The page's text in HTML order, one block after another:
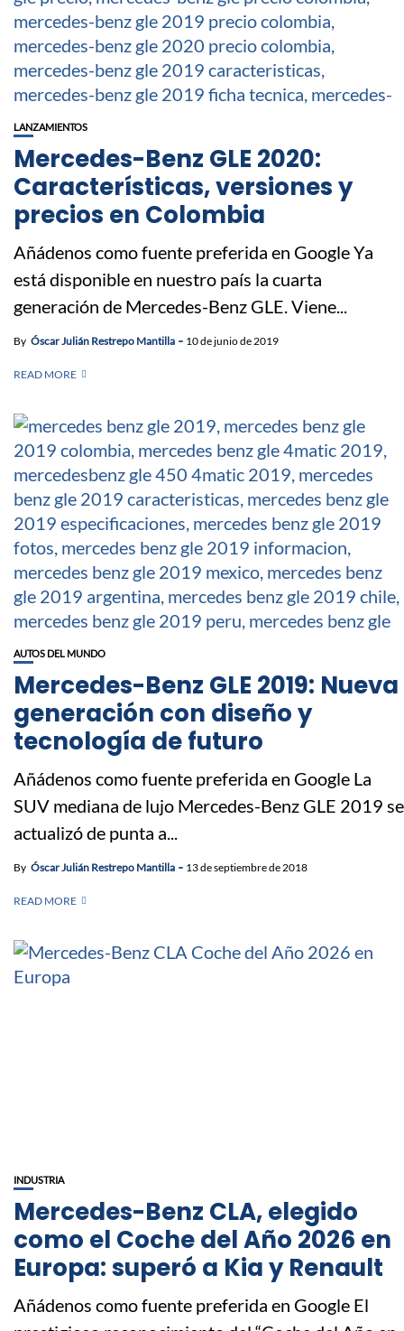
LANZAMIENTOS
Mercedes-Benz GLE 2020:
Características, versiones y
precios en Colombia
Añádenos como fuente preferida en Google Ya
está disponible en nuestro país la cuarta
generación de Mercedes-Benz GLE. Viene...
By Óscar Julián Restrepo Mantilla 10 de junio de 2019
READ MORE
AUTOS DEL MUNDO
Mercedes-Benz GLE 2019: Nueva
generación con diseño y
tecnología de futuro
Añádenos como fuente preferida en Google La
SUV mediana de lujo Mercedes-Benz GLE 2019 se
actualizó de punta a...
By Óscar Julián Restrepo Mantilla 13 de septiembre de 2018
READ MORE
INDUSTRIA
Mercedes-Benz CLA, elegido
como el Coche del Año 2026 en
Europa: superó a Kia y Renault
Añádenos como fuente preferida en Google El